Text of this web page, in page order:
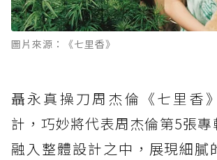
圖片來源：《七里香》
聶永真操刀周杰倫《七里香
計，巧妙將代表周杰倫第5張
融入整體設計之中，展現細膩